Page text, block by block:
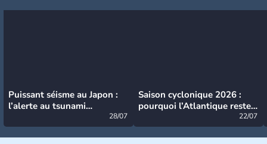
Puissant séisme au Japon :
l’alerte au tsunami
28/07
Saison cyclonique 2026 :
pourquoi l’Atlantique reste
22/07